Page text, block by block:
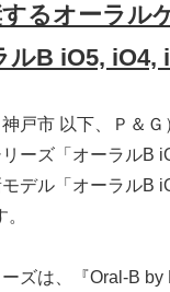
るオーラル
ルB iO5,
戸市 以下、Ｐ＆Ｇ
ーズ「オーラルB
デル「オーラルB
ズは、『Oral-B